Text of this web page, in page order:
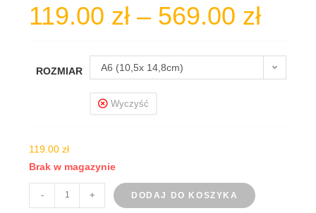
119.00 zł – 569.00 złZakres
od
119.00 zł
ROZMIAR A6 (10,5x 14,8cm)
Wyczyść
119.00zł
Brak w magazynie
Zestaw
- + DODAJ DO KOSZYKA